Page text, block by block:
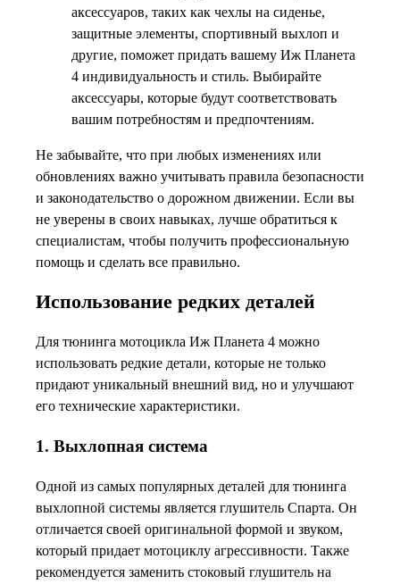
аксессуаров, таких как чехлы на сиденье,
защитные элементы, спортивный выхлоп и
другие, поможет придать вашему Иж Планета
4 индивидуальность и стиль. Выбирайте
аксессуары, которые будут соответствовать
вашим потребностям и предпочтениям.
Не забывайте, что при любых изменениях или
обновлениях важно учитывать правила безопасности
и законодательство о дорожном движении. Если вы
не уверены в своих навыках, лучше обратиться к
специалистам, чтобы получить профессиональную
помощь и сделать все правильно.
Использование редких деталей
Для тюнинга мотоцикла Иж Планета 4 можно
использовать редкие детали, которые не только
придают уникальный внешний вид, но и улучшают
его технические характеристики.
1. Выхлопная система
Одной из самых популярных деталей для тюнинга
выхлопной системы является глушитель Спарта. Он
отличается своей оригинальной формой и звуком,
который придает мотоциклу агрессивности. Также
рекомендуется заменить стоковый глушитель на